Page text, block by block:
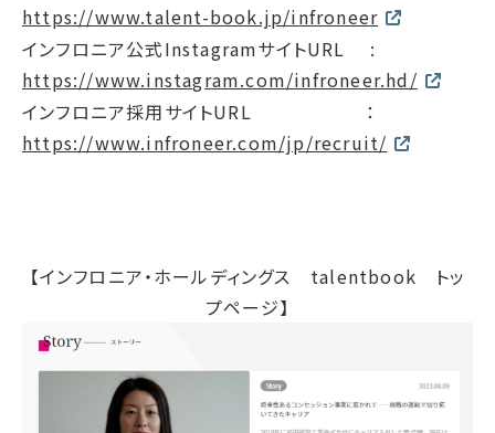
コーポレートガバナンス
コンプライアンス
リスクマネジメント
サステナブルファイナンス
GRIスタンダード対照表
統合報告書ダウンロード
https://www.talent-book.jp/infroneer
インフロニア公式InstagramサイトURL :
https://www.instagram.com/infroneer.hd/
インフロニア採用サイトURL ：
https://www.infroneer.com/jp/recruit/
【インフロニア・ホールディングス talentbook トッ
プページ】